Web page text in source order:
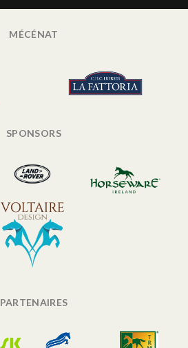
MÉCÉNAT
SPONSORS
PARTENAIRES